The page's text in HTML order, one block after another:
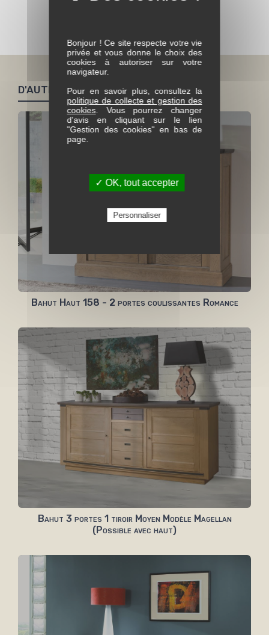
D'AUTRES PRODUITS SIMILAIRES
Bahut Haut 158 - 2 portes coulissantes Romance
Bahut 3 portes 1 tiroir Moyen Modèle Magellan
(Possible avec haut)
Bonjour ! Ce site respecte votre vie
privée et vous donne le choix des
cookies à autoriser sur votre
navigateur.
Pour en savoir plus, consultez la
politique de collecte et gestion des
cookies. Vous pourrez changer
d'avis en cliquant sur le lien
"Gestion des cookies" en bas de
page.
✓ OK, tout accepter
Personnaliser